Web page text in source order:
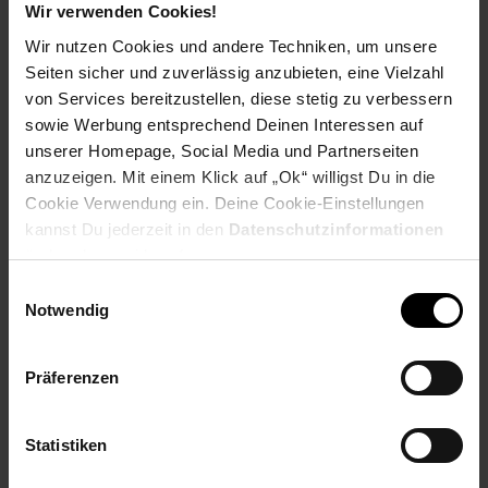
Wir verwenden Cookies!
Wir nutzen Cookies und andere Techniken, um unsere
Seiten sicher und zuverlässig anzubieten, eine Vielzahl
von Services bereitzustellen, diese stetig zu verbessern
sowie Werbung entsprechend Deinen Interessen auf
unserer Homepage, Social Media und Partnerseiten
anzuzeigen. Mit einem Klick auf „Ok“ willigst Du in die
Cookie Verwendung ein. Deine Cookie-Einstellungen
kannst Du jederzeit in den Datenschutzinformationen
ändern bzw. widerrufen.
Notwendig
Präferenzen
Statistiken
Bewerben per Formular
Folge uns auf Social Media!
Hinweis: Aus Gründen der leichteren Lesbarkeit verwenden